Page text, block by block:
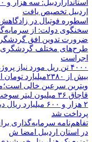
اردبیل تخصیص یافت
اسطوره فوتبال در
سخنگوی دولت: از
ضرورت تدوین افق
طرح‌های مختلف
اجراست
۴۰۰۰ تن ریل مورد نیاز
بیش از ۲۳۸۰میلیارد تومان اعتبار در ۸ ماه گذشته
ویترین سرعین خالی
قاچاق ۳۶ میلیون لیتر سوخت در مشگین‌شهر متوقف شد
۲ هزار و ۶۰۰‌
پرداخت شد
در استان اردبیل امضا ش